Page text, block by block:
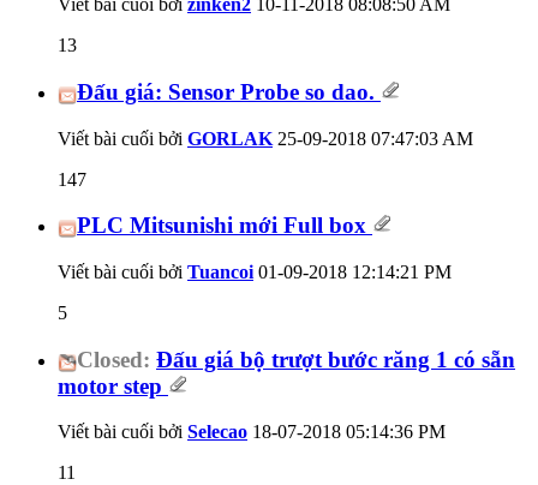
Viết bài cuối bởi zinken2 10-11-2018 08:08:50 AM
13
Đấu giá: Sensor Probe so dao.
Viết bài cuối bởi GORLAK 25-09-2018 07:47:03 AM
147
PLC Mitsunishi mới Full box
Viết bài cuối bởi Tuancoi 01-09-2018 12:14:21 PM
5
Closed: Đấu giá bộ trượt bước răng 1 có sẵn
motor step
Viết bài cuối bởi Selecao 18-07-2018 05:14:36 PM
11